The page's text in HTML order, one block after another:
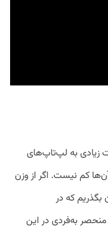
به لپ‌تاپ‌های
کم نیست. اگر از وزن
که در
به‌فردی در این